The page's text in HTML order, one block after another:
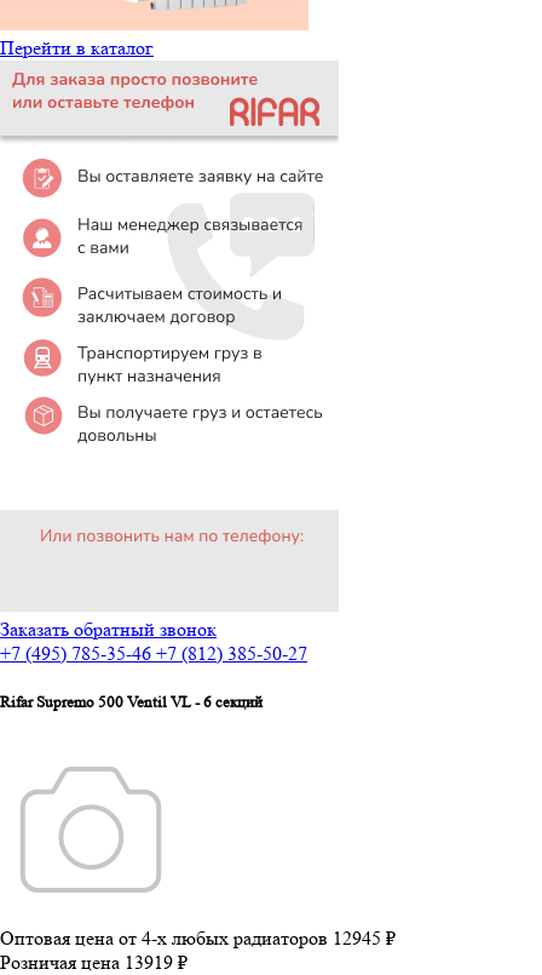
Перейти в каталог
Заказать обратный звонок
+7 (495) 785-35-46 +7 (812) 385-50-27
Rifar Supremo 500 Ventil VL - 6 секций
Оптовая цена от 4-х любых радиаторов 12945 ₽
Розничая цена 13919 ₽